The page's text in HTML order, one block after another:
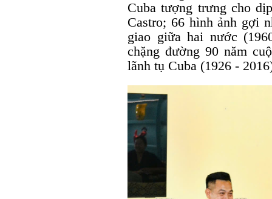
Cuba tượng trưng cho
Castro; 66 hình ảnh gợi
giao giữa hai nước
chặng đường 90 năm
lãnh tụ Cuba (1926 -